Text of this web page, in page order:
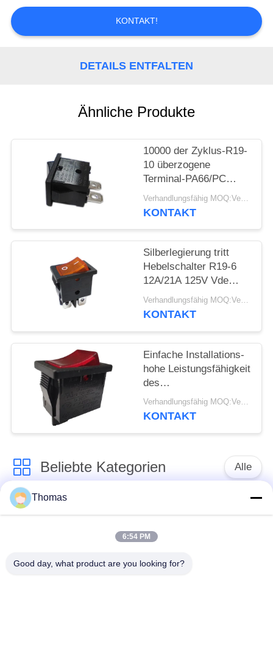
UNS
IN
VERBINDUNG
NACHRICHTEN
FÄLLE
SITEMAP
PRIVACY
POLICY
KONTAKT!
DETAILS ENTFALTEN
Ähnliche Produkte
10000 der Zyklus-R19-
10 überzogene
Terminal-PA66/PC
Wohnung
Hebelschalter-des
Verhandlungsfähig MOQ:Verhandelbar
KONTAKT
Silberlegierung tritt
Hebelschalter R19-6
12A/21A 125V Vde
ENEC MIT
Wechselstrom-UL-CUL
Verhandlungsfähig MOQ:Verhandelbar
KONTAKT
Einfache Installations-
hohe Leistungsfähigkeit
des
PA66-/PCwohnungs-
Rocker-elektrische
Verhandlungsfähig MOQ:Verhandelbar
KONTAKT
Beliebte Kategorien Alle
Zurücksetzens
Thomas
6:54 PM
Good day, what product are you looking for?